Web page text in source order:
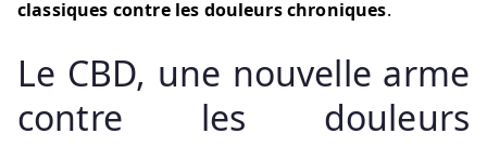
classiques contre les douleurs chroniques.
Le CBD, une nouvelle arme
contre les douleurs